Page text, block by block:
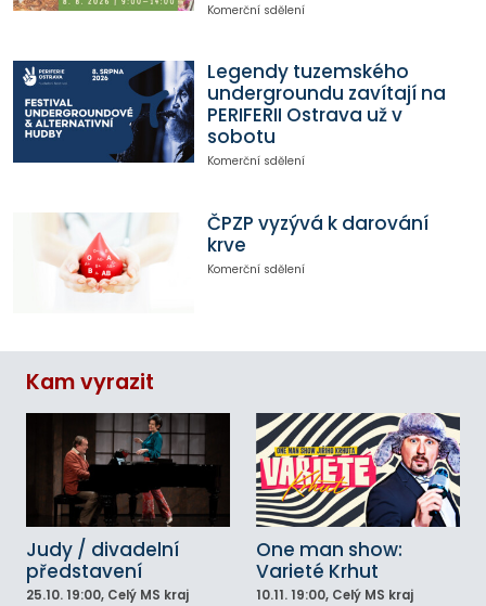
Komerční sdělení
Legendy tuzemského
undergroundu zavítají na
PERIFERII Ostrava už v
sobotu
Komerční sdělení
ČPZP vyzývá k darování
krve
Komerční sdělení
Kam vyrazit
Judy / divadelní
představení
25.10. 19:00, Celý MS kraj
One man show:
Varieté Krhut
10.11. 19:00, Celý MS kraj